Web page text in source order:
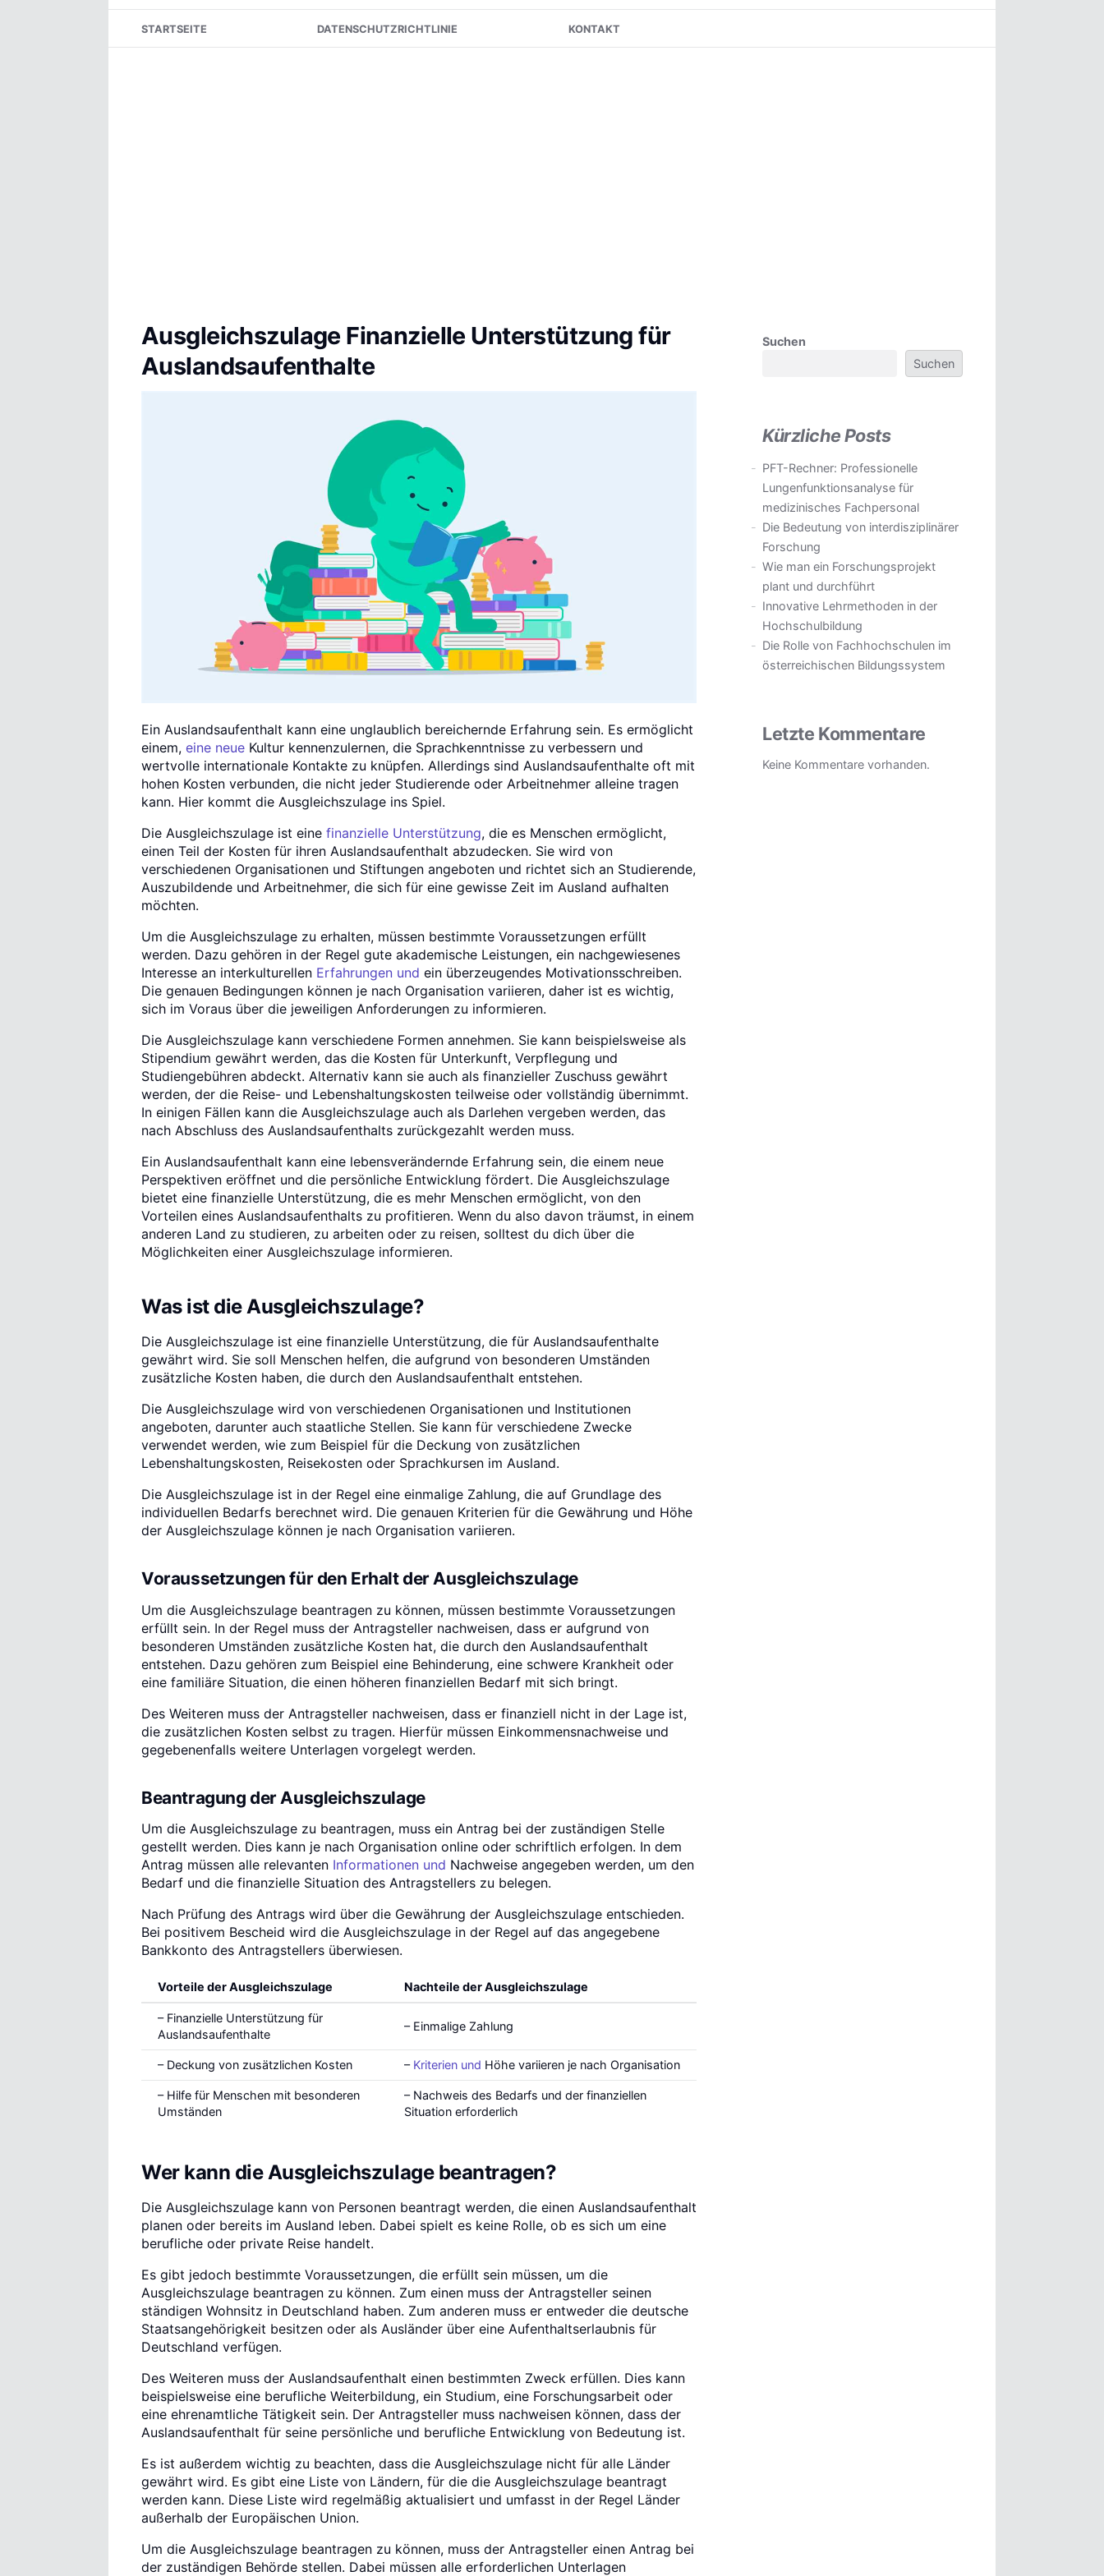
to
STARTSEITE DATENSCHUTZRICHTLINIE KONTAKT
Ausgleichszulage Finanzielle Unterstützung für
Auslandsaufenthalte
Ein Auslandsaufenthalt kann eine unglaublich bereichernde Erfahrung sein. Es ermöglicht
einem, eine neue Kultur kennenzulernen, die Sprachkenntnisse zu verbessern und
wertvolle internationale Kontakte zu knüpfen. Allerdings sind Auslandsaufenthalte oft mit
hohen Kosten verbunden, die nicht jeder Studierende oder Arbeitnehmer alleine tragen
kann. Hier kommt die Ausgleichszulage ins Spiel.
Die Ausgleichszulage ist eine finanzielle Unterstützung, die es Menschen ermöglicht,
einen Teil der Kosten für ihren Auslandsaufenthalt abzudecken. Sie wird von
verschiedenen Organisationen und Stiftungen angeboten und richtet sich an Studierende,
Auszubildende und Arbeitnehmer, die sich für eine gewisse Zeit im Ausland aufhalten
möchten.
Um die Ausgleichszulage zu erhalten, müssen bestimmte Voraussetzungen erfüllt
werden. Dazu gehören in der Regel gute akademische Leistungen, ein nachgewiesenes
Interesse an interkulturellen Erfahrungen und ein überzeugendes Motivationsschreiben.
Die genauen Bedingungen können je nach Organisation variieren, daher ist es wichtig,
sich im Voraus über die jeweiligen Anforderungen zu informieren.
Die Ausgleichszulage kann verschiedene Formen annehmen. Sie kann beispielsweise als
Stipendium gewährt werden, das die Kosten für Unterkunft, Verpflegung und
Studiengebühren abdeckt. Alternativ kann sie auch als finanzieller Zuschuss gewährt
werden, der die Reise- und Lebenshaltungskosten teilweise oder vollständig übernimmt.
In einigen Fällen kann die Ausgleichszulage auch als Darlehen vergeben werden, das
nach Abschluss des Auslandsaufenthalts zurückgezahlt werden muss.
Ein Auslandsaufenthalt kann eine lebensverändernde Erfahrung sein, die einem neue
Perspektiven eröffnet und die persönliche Entwicklung fördert. Die Ausgleichszulage
bietet eine finanzielle Unterstützung, die es mehr Menschen ermöglicht, von den
Vorteilen eines Auslandsaufenthalts zu profitieren. Wenn du also davon träumst, in einem
anderen Land zu studieren, zu arbeiten oder zu reisen, solltest du dich über die
Möglichkeiten einer Ausgleichszulage informieren.
Was ist die Ausgleichszulage?
Die Ausgleichszulage ist eine finanzielle Unterstützung, die für Auslandsaufenthalte
gewährt wird. Sie soll Menschen helfen, die aufgrund von besonderen Umständen
zusätzliche Kosten haben, die durch den Auslandsaufenthalt entstehen.
Die Ausgleichszulage wird von verschiedenen Organisationen und Institutionen
angeboten, darunter auch staatliche Stellen. Sie kann für verschiedene Zwecke
verwendet werden, wie zum Beispiel für die Deckung von zusätzlichen
Lebenshaltungskosten, Reisekosten oder Sprachkursen im Ausland.
Die Ausgleichszulage ist in der Regel eine einmalige Zahlung, die auf Grundlage des
individuellen Bedarfs berechnet wird. Die genauen Kriterien für die Gewährung und Höhe
der Ausgleichszulage können je nach Organisation variieren.
Voraussetzungen für den Erhalt der Ausgleichszulage
Um die Ausgleichszulage beantragen zu können, müssen bestimmte Voraussetzungen
erfüllt sein. In der Regel muss der Antragsteller nachweisen, dass er aufgrund von
besonderen Umständen zusätzliche Kosten hat, die durch den Auslandsaufenthalt
entstehen. Dazu gehören zum Beispiel eine Behinderung, eine schwere Krankheit oder
eine familiäre Situation, die einen höheren finanziellen Bedarf mit sich bringt.
Des Weiteren muss der Antragsteller nachweisen, dass er finanziell nicht in der Lage ist,
die zusätzlichen Kosten selbst zu tragen. Hierfür müssen Einkommensnachweise und
gegebenenfalls weitere Unterlagen vorgelegt werden.
Beantragung der Ausgleichszulage
Um die Ausgleichszulage zu beantragen, muss ein Antrag bei der zuständigen Stelle
gestellt werden. Dies kann je nach Organisation online oder schriftlich erfolgen. In dem
Antrag müssen alle relevanten Informationen und Nachweise angegeben werden, um den
Bedarf und die finanzielle Situation des Antragstellers zu belegen.
Nach Prüfung des Antrags wird über die Gewährung der Ausgleichszulage entschieden.
Bei positivem Bescheid wird die Ausgleichszulage in der Regel auf das angegebene
Bankkonto des Antragstellers überwiesen.
Vorteile der Ausgleichszulage Nachteile der Ausgleichszulage
– Finanzielle Unterstützung für
Auslandsaufenthalte
– Einmalige Zahlung
– Deckung von zusätzlichen Kosten – Kriterien und Höhe variieren je nach Organisation
– Hilfe für Menschen mit besonderen
Umständen
– Nachweis des Bedarfs und der finanziellen
Situation erforderlich
Wer kann die Ausgleichszulage beantragen?
Die Ausgleichszulage kann von Personen beantragt werden, die einen Auslandsaufenthalt
planen oder bereits im Ausland leben. Dabei spielt es keine Rolle, ob es sich um eine
berufliche oder private Reise handelt.
Es gibt jedoch bestimmte Voraussetzungen, die erfüllt sein müssen, um die
Ausgleichszulage beantragen zu können. Zum einen muss der Antragsteller seinen
ständigen Wohnsitz in Deutschland haben. Zum anderen muss er entweder die deutsche
Staatsangehörigkeit besitzen oder als Ausländer über eine Aufenthaltserlaubnis für
Deutschland verfügen.
Des Weiteren muss der Auslandsaufenthalt einen bestimmten Zweck erfüllen. Dies kann
beispielsweise eine berufliche Weiterbildung, ein Studium, eine Forschungsarbeit oder
eine ehrenamtliche Tätigkeit sein. Der Antragsteller muss nachweisen können, dass der
Auslandsaufenthalt für seine persönliche und berufliche Entwicklung von Bedeutung ist.
Es ist außerdem wichtig zu beachten, dass die Ausgleichszulage nicht für alle Länder
gewährt wird. Es gibt eine Liste von Ländern, für die die Ausgleichszulage beantragt
werden kann. Diese Liste wird regelmäßig aktualisiert und umfasst in der Regel Länder
außerhalb der Europäischen Union.
Um die Ausgleichszulage beantragen zu können, muss der Antragsteller einen Antrag bei
der zuständigen Behörde stellen. Dabei müssen alle erforderlichen Unterlagen
Suchen
Suchen
Kürzliche Posts
PFT-Rechner: Professionelle
Lungenfunktionsanalyse für
medizinisches Fachpersonal
Die Bedeutung von interdisziplinärer
Forschung
Wie man ein Forschungsprojekt
plant und durchführt
Innovative Lehrmethoden in der
Hochschulbildung
Die Rolle von Fachhochschulen im
österreichischen Bildungssystem
Letzte Kommentare
Keine Kommentare vorhanden.